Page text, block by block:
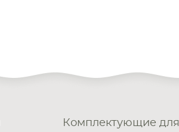
Комплектующие для